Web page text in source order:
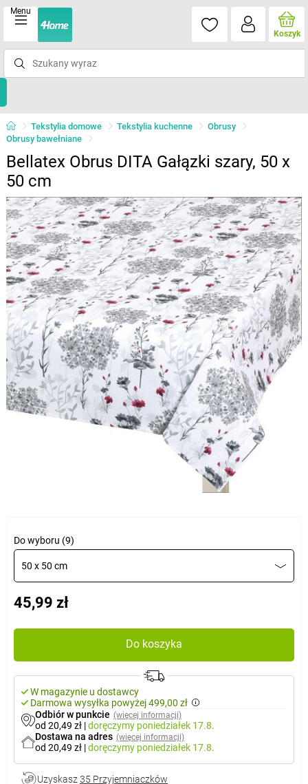
Menu
Koszyk
Tekstylia domowe Tekstylia kuchenne
Obrusy
Obrusy bawełniane
Bellatex Obrus DITA Gałązki szary, 50 x
50 cm
Do wyboru (9)
50 x 50 cm
45,99 zł
Do koszyka
W magazynie u dostawcy
Darmowa wysyłka powyżej 499,00 zł
Odbiór w punkcie (więcej informacji)
od 20,49 zł |doręczymy poniedziałek 17.8.
Dostawa na adres (więcej informacji)
od 20,49 zł |doręczymy poniedziałek 17.8.
Uzyskasz 35 Przyjemniaczków